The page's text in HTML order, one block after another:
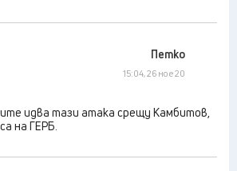
Петко
15:04, 26 ное 20
идва тази атака срещу Камбитов,
на ГЕРБ.